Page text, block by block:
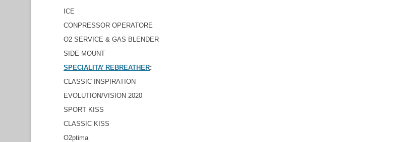
ICE
CONPRESSOR OPERATORE
O2 SERVICE & GAS BLENDER
SIDE MOUNT
SPECIALITA’ REBREATHER:
CLASSIC INSPIRATION
EVOLUTION/VISION 2020
SPORT KISS
CLASSIC KISS
O2ptima